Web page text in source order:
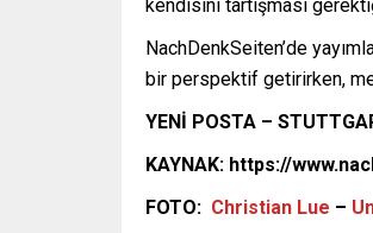
kendisini tartışması
NachDenkSeiten’de
bir perspektif getirirken,
YENİ POSTA –
KAYNAK: https://
FOTO: Christian Lue –